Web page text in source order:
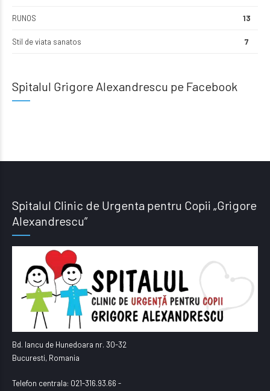
RUNOS 13
Stil de viata sanatos 7
Spitalul Grigore Alexandrescu pe Facebook
Spitalul Clinic de Urgenta pentru Copii „Grigore
Alexandrescu”
Bd. Iancu de Hunedoara nr. 30-32
Bucuresti, Romania
Telefon centrala: 021-316.93.66 -